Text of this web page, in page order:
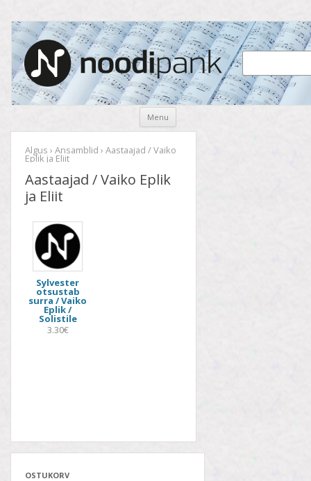
Noodipank
noodipank.ee
Menu Skip
content
Algus › Ansamblid › Aastaajad / Vaiko
Eplik ja Eliit
Aastaajad / Vaiko Eplik
ja Eliit
Sylvester
otsustab
surra / Vaiko
Eplik /
Solistile
3.30€
OSTUKORV